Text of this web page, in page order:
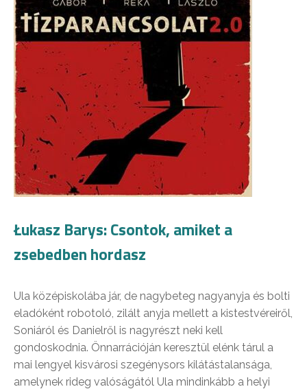
Łukasz Barys: Csontok, amiket a
zsebedben hordasz
Ula középiskolába jár, de nagybeteg nagyanyja és bolti
eladóként robotoló, zilált anyja mellett a kistestvéreiről,
Soniáról és Danielről is nagyrészt neki kell
gondoskodnia. Önnarrációján keresztül elénk tárul a
mai lengyel kisvárosi szegénysors kilátástalansága,
amelynek rideg valóságától Ula mindinkább a helyi